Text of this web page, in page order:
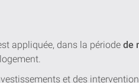
appliquée, dans la période de
et des